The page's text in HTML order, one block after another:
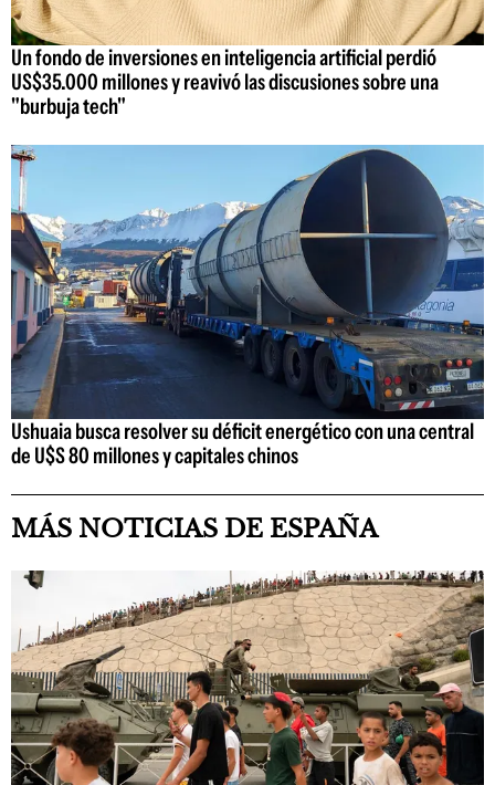
Un fondo de inversiones en inteligencia artificial perdió
US$35.000 millones y reavivó las discusiones sobre una
"burbuja tech"
Ushuaia busca resolver su déficit energético con una central
de U$S 80 millones y capitales chinos
MÁS NOTICIAS DE ESPAÑA